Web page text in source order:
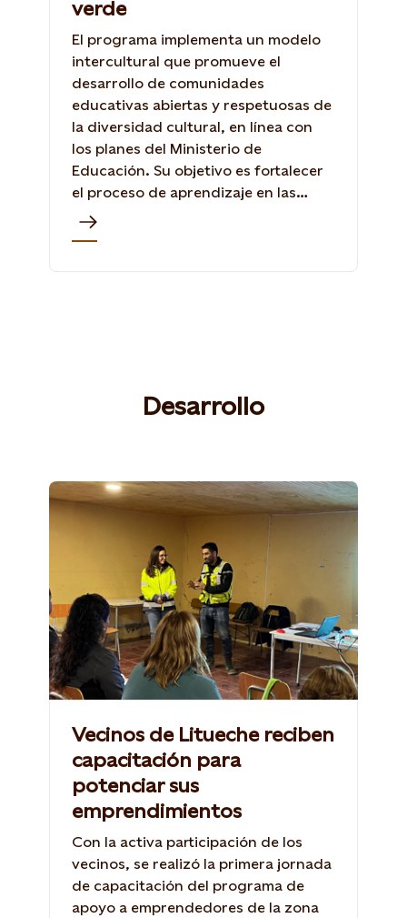
verde
El programa implementa un modelo
intercultural que promueve el
desarrollo de comunidades
educativas abiertas y respetuosas de
la diversidad cultural, en línea con
los planes del Ministerio de
Educación. Su objetivo es fortalecer
el proceso de aprendizaje en las
temáticas relativas a la protección
del medio ambiente y energías.
Desarrollo
Vecinos de Litueche reciben
capacitación para
potenciar sus
emprendimientos
Con la activa participación de los
vecinos, se realizó la primera jornada
de capacitación del programa de
apoyo a emprendedores de la zona